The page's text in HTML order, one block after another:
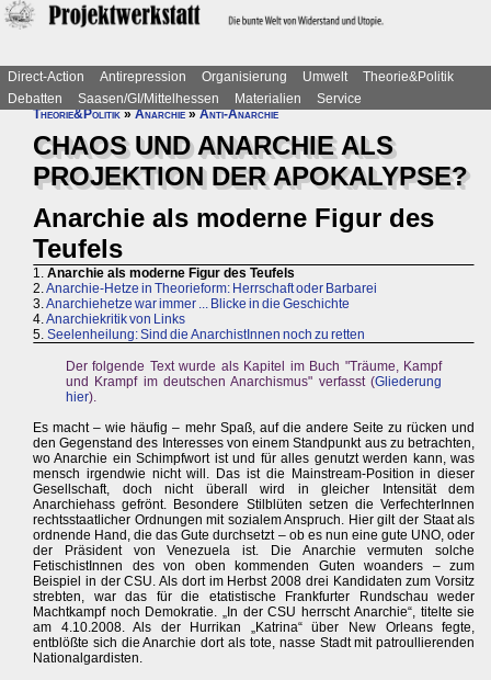
Direct-Action Antirepression Organisierung Umwelt
Theorie&Politik
Debatten
Saasen/GI/Mittelhessen Materialien
Service
Theorie&Politik»Anarchie»Anti-Anarchie
CHAOS UND ANARCHIE ALS
PROJEKTION DER APOKALYPSE?
Anarchie als moderne Figur des
Teufels
1. Anarchie als moderne Figur des Teufels
2.Anarchie-Hetze in Theorieform: Herrschaft oder Barbarei
3.Anarchiehetze war immer ... Blicke in die Geschichte
4.Anarchiekritik von Links
5. Seelenheilung: Sind die AnarchistInnen noch zu retten
Der folgende Text wurde als Kapitel im Buch "Träume, Kampf
und Krampf im deutschen Anarchismus" verfasst (Gliederung
hier).
Es macht – wie häufig – mehr Spaß, auf die andere Seite zu rücken und
den Gegenstand des Interesses von einem Standpunkt aus zu betrachten,
wo Anarchie ein Schimpfwort ist und für alles genutzt werden kann, was
mensch irgendwie nicht will. Das ist die Mainstream-Position in dieser
Gesellschaft, doch nicht überall wird in gleicher Intensität dem
Anarchiehass gefrönt. Besondere Stilblüten setzen die VerfechterInnen
rechtsstaatlicher Ordnungen mit sozialem Anspruch. Hier gilt der Staat als
ordnende Hand, die das Gute durchsetzt – ob es nun eine gute UNO, oder
der Präsident von Venezuela ist. Die Anarchie vermuten solche
FetischistInnen des von oben kommenden Guten woanders – zum
Beispiel in der CSU. Als dort im Herbst 2008 drei Kandidaten zum Vorsitz
strebten, war das für die etatistische Frankfurter Rundschau weder
Machtkampf noch Demokratie. „In der CSU herrscht Anarchie“, titelte sie
am 4.10.2008. Als der Hurrikan „Katrina“ über New Orleans fegte,
entblößte sich die Anarchie dort als tote, nasse Stadt mit patroullierenden
Nationalgardisten.